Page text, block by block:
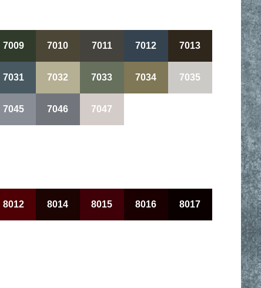
7009 7010 7011 7012 7013
7031 7032 7033 7034 7035
7045 7046 7047
8012 8014 8015 8016 8017